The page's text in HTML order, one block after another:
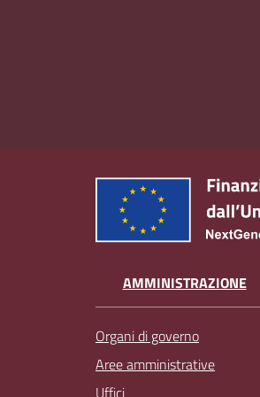
AMMINISTRAZIONE
Organi di governo
Aree amministrative
Uffici